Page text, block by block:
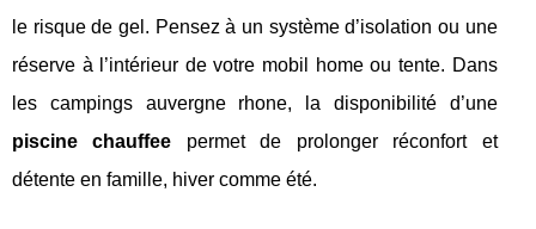
le risque de gel. Pensez à un système d’isolation ou une
réserve à l’intérieur de votre mobil home ou tente. Dans
les campings auvergne rhone, la disponibilité d’une
piscine chauffee permet de prolonger réconfort et
détente en famille, hiver comme été.